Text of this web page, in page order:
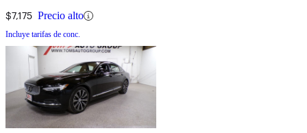
$7,175 Precio alto
Incluye tarifas de conc.